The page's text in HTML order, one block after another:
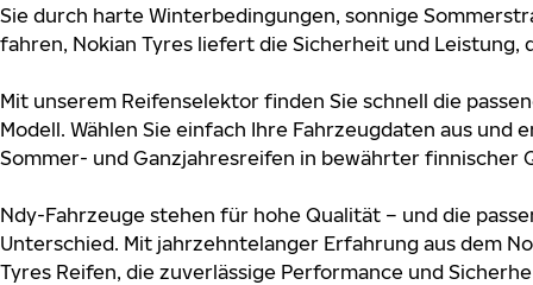
Sie durch harte Winterbedingungen, sonnige
fahren, Nokian Tyres liefert die Sicherheit und Leistung,
Mit unserem Reifenselektor finden Sie schnell die
Modell. Wählen Sie einfach Ihre Fahrzeugdaten aus und
Sommer- und Ganzjahresreifen in bewährter finnischer
Ndy-Fahrzeuge stehen für hohe Qualität – und die
Unterschied. Mit jahrzehntelanger Erfahrung aus dem
Tyres Reifen, die zuverlässige Performance und